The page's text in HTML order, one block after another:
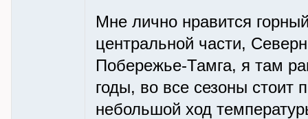
Мне лично нравится
центральной части,
Побережье-Тамга, я там
годы, во все сезоны стоит
небольшой ход